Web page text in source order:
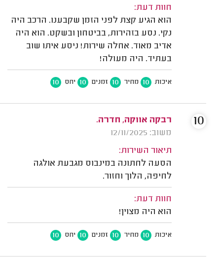
חוות דעת:
הוא הגיע קצת לפני הזמן שקבענו. הרכב היה
נקי. נסע בזהירות, בביטחון ובשקט. הוא היה
אדיב מאוד. אחלה שירות! ניסע איתו שוב
בעתיד. היה מעולה!
איכות 10 מחיר 10 זמנים 10 יחס 10
רבקה אווקה, חדרה.
משוב: 12/11/2025
תיאור השירות:
הסעה לחתונה במינבוס מגבעת אולגה
לחיפה, הלוך וחזור.
חוות דעת:
הוא היה מצוין!
איכות 10 מחיר 10 זמנים 10 יחס 10
10